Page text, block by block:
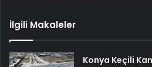
İlgili Makaleler
Konya Keçili